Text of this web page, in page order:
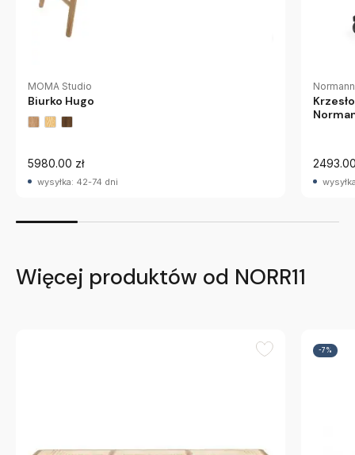
MOMA Studio
Biurko Hugo
5980.00 zł
wysyłka: 42-74 dni
Więcej produktów od NORR11
-7%